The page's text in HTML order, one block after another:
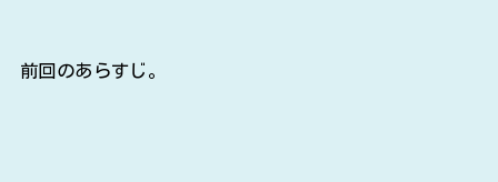
前回のあらすじ。